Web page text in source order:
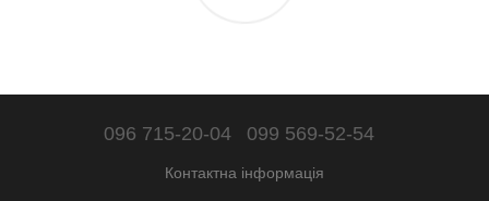
096 715-20-04 099 569-52-54
Контактна інформація